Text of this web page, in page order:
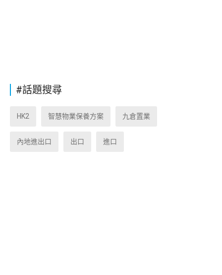
#話題搜尋
HK2 智慧物業保養方案 九倉置業
內地進出口 出口 進口